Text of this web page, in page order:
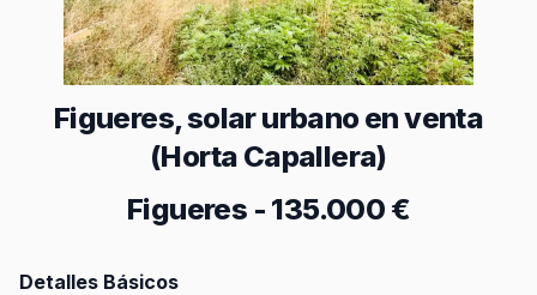
Figueres, solar urbano en venta
(Horta Capallera)
Figueres - 135.000 €
Detalles Básicos